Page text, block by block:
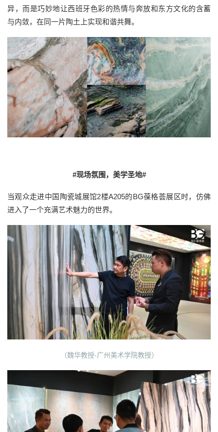
异，而是巧妙地让西班牙色彩的热情与奔放和东方文化的含蓄
与内敛，在同一片陶土上实现和谐共舞。
#现场氛围，美学圣地#
当观众走进中国陶瓷城展馆2楼A205的BG葆格荟展区时，仿佛
进入了一个充满艺术魅力的世界。
（魏华教授-广州美术学院教授）